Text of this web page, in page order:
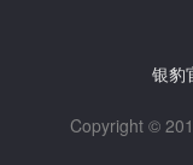
银豹
Copyright ©